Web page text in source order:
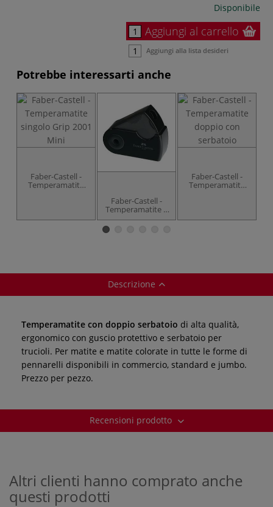
Disponibile
Aggiungi al carrello
Aggiungi alla lista desideri
Potrebbe interessarti anche
Faber-Castell -
Temperamatite
Faber-Castell -
Temperamatite a
due fori con
serbatoio Sleeve
Faber-Castell -
Temperamatite
Descrizione
Temperamatite con doppio serbatoio di alta qualità,
ergonomico con guscio protettivo e serbatoio per
trucioli. Per matite e matite colorate in tutte le forme di
pennarelli disponibili in commercio, standard e jumbo.
Prezzo per pezzo.
Recensioni prodotto
Altri clienti hanno comprato anche
questi prodotti